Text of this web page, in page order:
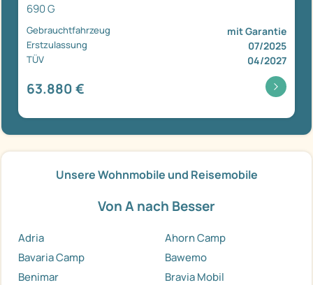
690 G
Gebrauchtfahrzeug mit Garantie
Erstzulassung 07/2025
TÜV 04/2027
63.880 €
Unsere Wohnmobile und Reisemobile
Von A nach Besser
Adria
Ahorn Camp
Bavaria Camp
Bawemo
Benimar
Bravia Mobil